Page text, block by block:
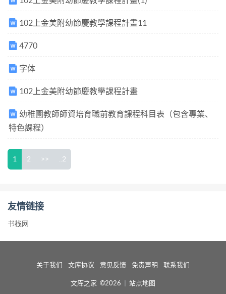
102上金美附幼節慶教學課程計畫11
4770
字体
102上金美附幼節慶教學課程計畫
幼稚園教師師資培育職前教育課程科目表（包含專業、
特色課程）
1 2 >> ..2
友情链接
书栈网
关于我们 文库协议 意见反馈 免责声明 联系我们
文库之家 ©2026 | 站点地图